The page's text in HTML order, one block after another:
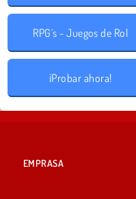
RPG´s - Juegos de Rol
¡Probar ahora!
EMPRASA